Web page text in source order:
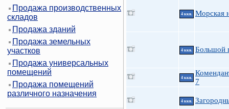
Продажа производственных
складов
Продажа зданий
Продажа земельных
участков
Продажа универсальных
помещений
Продажа помещений
различного назначения
4 ккв. Морская
4 ккв. Большой
4 ккв.
7
4 ккв.